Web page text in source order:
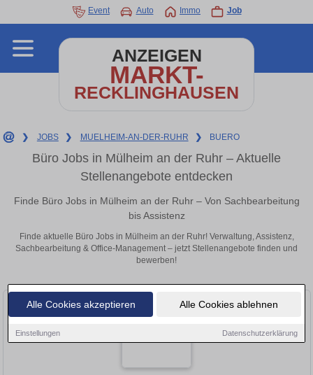
Alle Cookies akzeptieren Alle Cookies ablehnen
Einstellungen Datenschutzerklärung
Event Auto Immo Job
ANZEIGEN
MARKT-
RECKLINGHAUSEN
❯ JOBS ❯ MUELHEIM-AN-DER-RUHR ❯ BUERO
Büro Jobs in Mülheim an der Ruhr – Aktuelle
Stellenangebote entdecken
Finde Büro Jobs in Mülheim an der Ruhr – Von Sachbearbeitung
bis Assistenz
Finde aktuelle Büro Jobs in Mülheim an der Ruhr! Verwaltung, Assistenz,
Sachbearbeitung & Office-Management – jetzt Stellenangebote finden und
bewerben!